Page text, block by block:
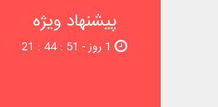
پیشنهاد ویژه